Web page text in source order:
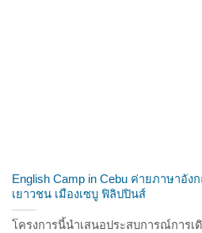
English Camp in Cebu ค่ายภาษาอั
เยาวชน เมืองเซบู ฟิลิปปินส์
โครงการนี้นำเสนอประสบการณ์การ